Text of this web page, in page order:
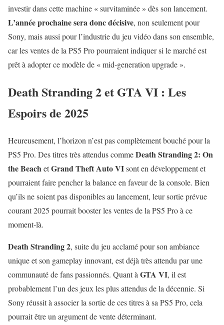
investir dans cette machine « survitaminée » dès son lancement.
L’année prochaine sera donc décisive, non seulement pour
Sony, mais aussi pour l’industrie du jeu vidéo dans son ensemble,
car les ventes de la PS5 Pro pourraient indiquer si le marché est
prêt à adopter ce modèle de « mid-generation upgrade ».
Death Stranding 2 et GTA VI : Les
Espoirs de 2025
Heureusement, l’horizon n’est pas complètement bouché pour la
PS5 Pro. Des titres très attendus commeDeath Stranding 2: On
the BeachetGrand Theft Auto VIsont en développement et
pourraient faire pencher la balance en faveur de la console. Bien
qu’ils ne soient pas disponibles au lancement, leur sortie prévue
courant 2025 pourrait booster les ventes de la PS5 Pro à ce
moment-là.
Death Stranding 2, suite du jeu acclamé pour son ambiance
unique et son gameplay innovant, est déjà très attendu par une
communauté de fans passionnés. Quant à GTA VI, il est
probablement l’un des jeux les plus attendus de la décennie. Si
Sony réussit à associer la sortie de ces titres à sa PS5 Pro, cela
pourrait être un argument de vente déterminant.